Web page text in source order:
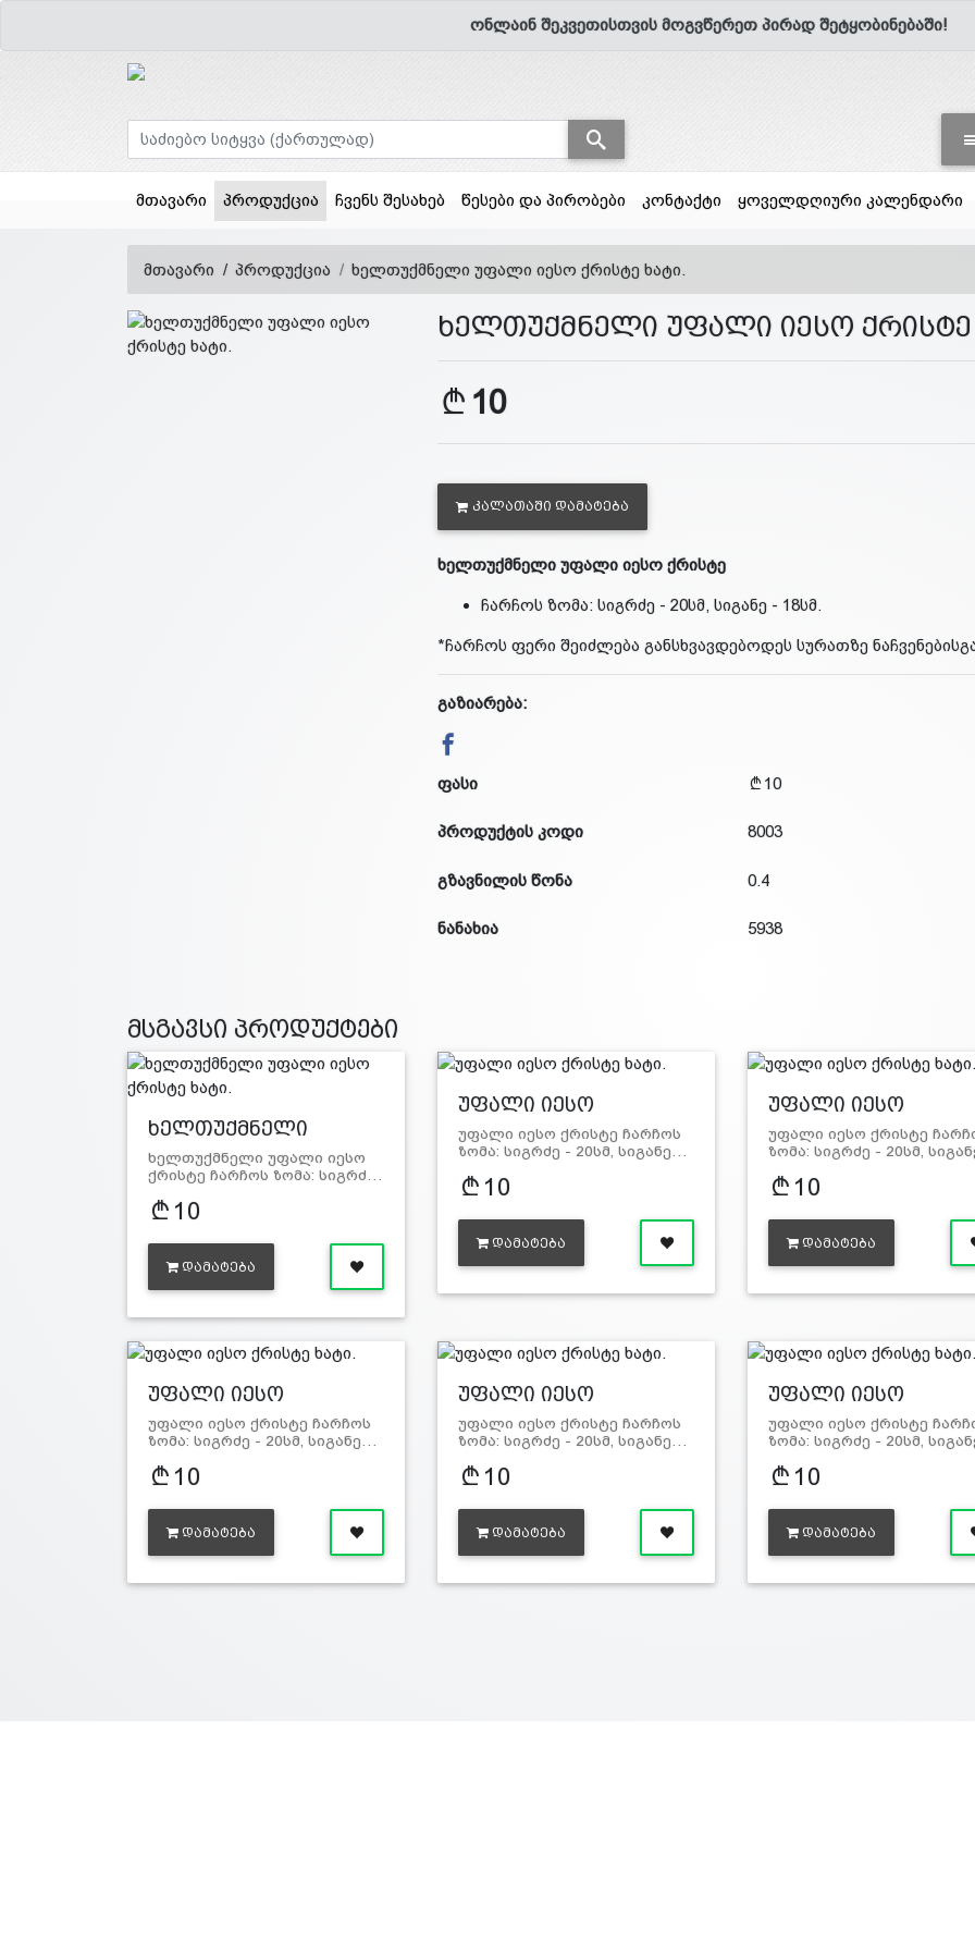
ონლაინ შეკვეთისთვის მოგვწერეთ პირად შეტყობინებაში!
მთავარი პროდუქცია(current)
ჩვენს შესახებ წესები და პირობები კონტაქტი ყოველდღიური კალენდარი
მთავარი პროდუქცია ხელთუქმნელი უფალი იესო ქრისტე ხატი.
ხელთუქმნელი უფალი იესო ქრისტე
10
ᲙᲐᲚᲐᲗᲐᲨᲘ ᲓᲐᲛᲐᲢᲔᲑᲐ
ხელთუქმნელი უფალი იესო ქრისტე
ჩარჩოს ზომა: სიგრძე - 20სმ, სიგანე - 18სმ.
*ჩარჩოს ფერი შეიძლება განსხვავდებოდეს სურათზე
გაზიარება:
ფასი 10
პროდუქტის კოდი 8003
გზავნილის წონა 0.4
ნანახია 5938
მსგავსი პროდუქტები
ხელთუქმნელი
ხელთუქმნელი უფალი იესო
ქრისტე ჩარჩოს ზომა: სიგრძ…
10
ᲓᲐᲛᲐᲢᲔᲑᲐ
უფალი იესო
უფალი იესო ქრისტე ჩარჩოს
ზომა: სიგრძე - 20სმ, სიგანე…
10
ᲓᲐᲛᲐᲢᲔᲑᲐ
უფალი იესო
უფალი იესო ქრისტე
ზომა: სიგრძე - 20სმ,
10
ᲓᲐᲛᲐᲢᲔᲑᲐ
უფალი იესო
უფალი იესო ქრისტე ჩარჩოს
ზომა: სიგრძე - 20სმ, სიგანე…
10
ᲓᲐᲛᲐᲢᲔᲑᲐ
უფალი იესო
უფალი იესო ქრისტე ჩარჩოს
ზომა: სიგრძე - 20სმ, სიგანე…
10
ᲓᲐᲛᲐᲢᲔᲑᲐ
უფალი იესო
უფალი იესო ქრისტე
ზომა: სიგრძე - 20სმ,
10
ᲓᲐᲛᲐᲢᲔᲑᲐ